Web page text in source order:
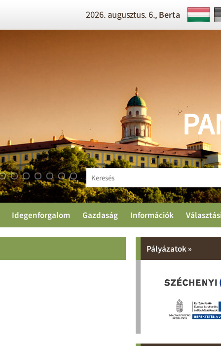
Múlt és
2026. augusztus. 6., Berta
Idegenforgalom Gazdaság Információk
Pályázatok »